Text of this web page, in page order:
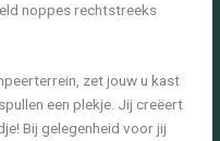
noppes rechtstreeks
zet jouw u kast
een plekje. Jij creëert
Bij gelegenheid voor jij